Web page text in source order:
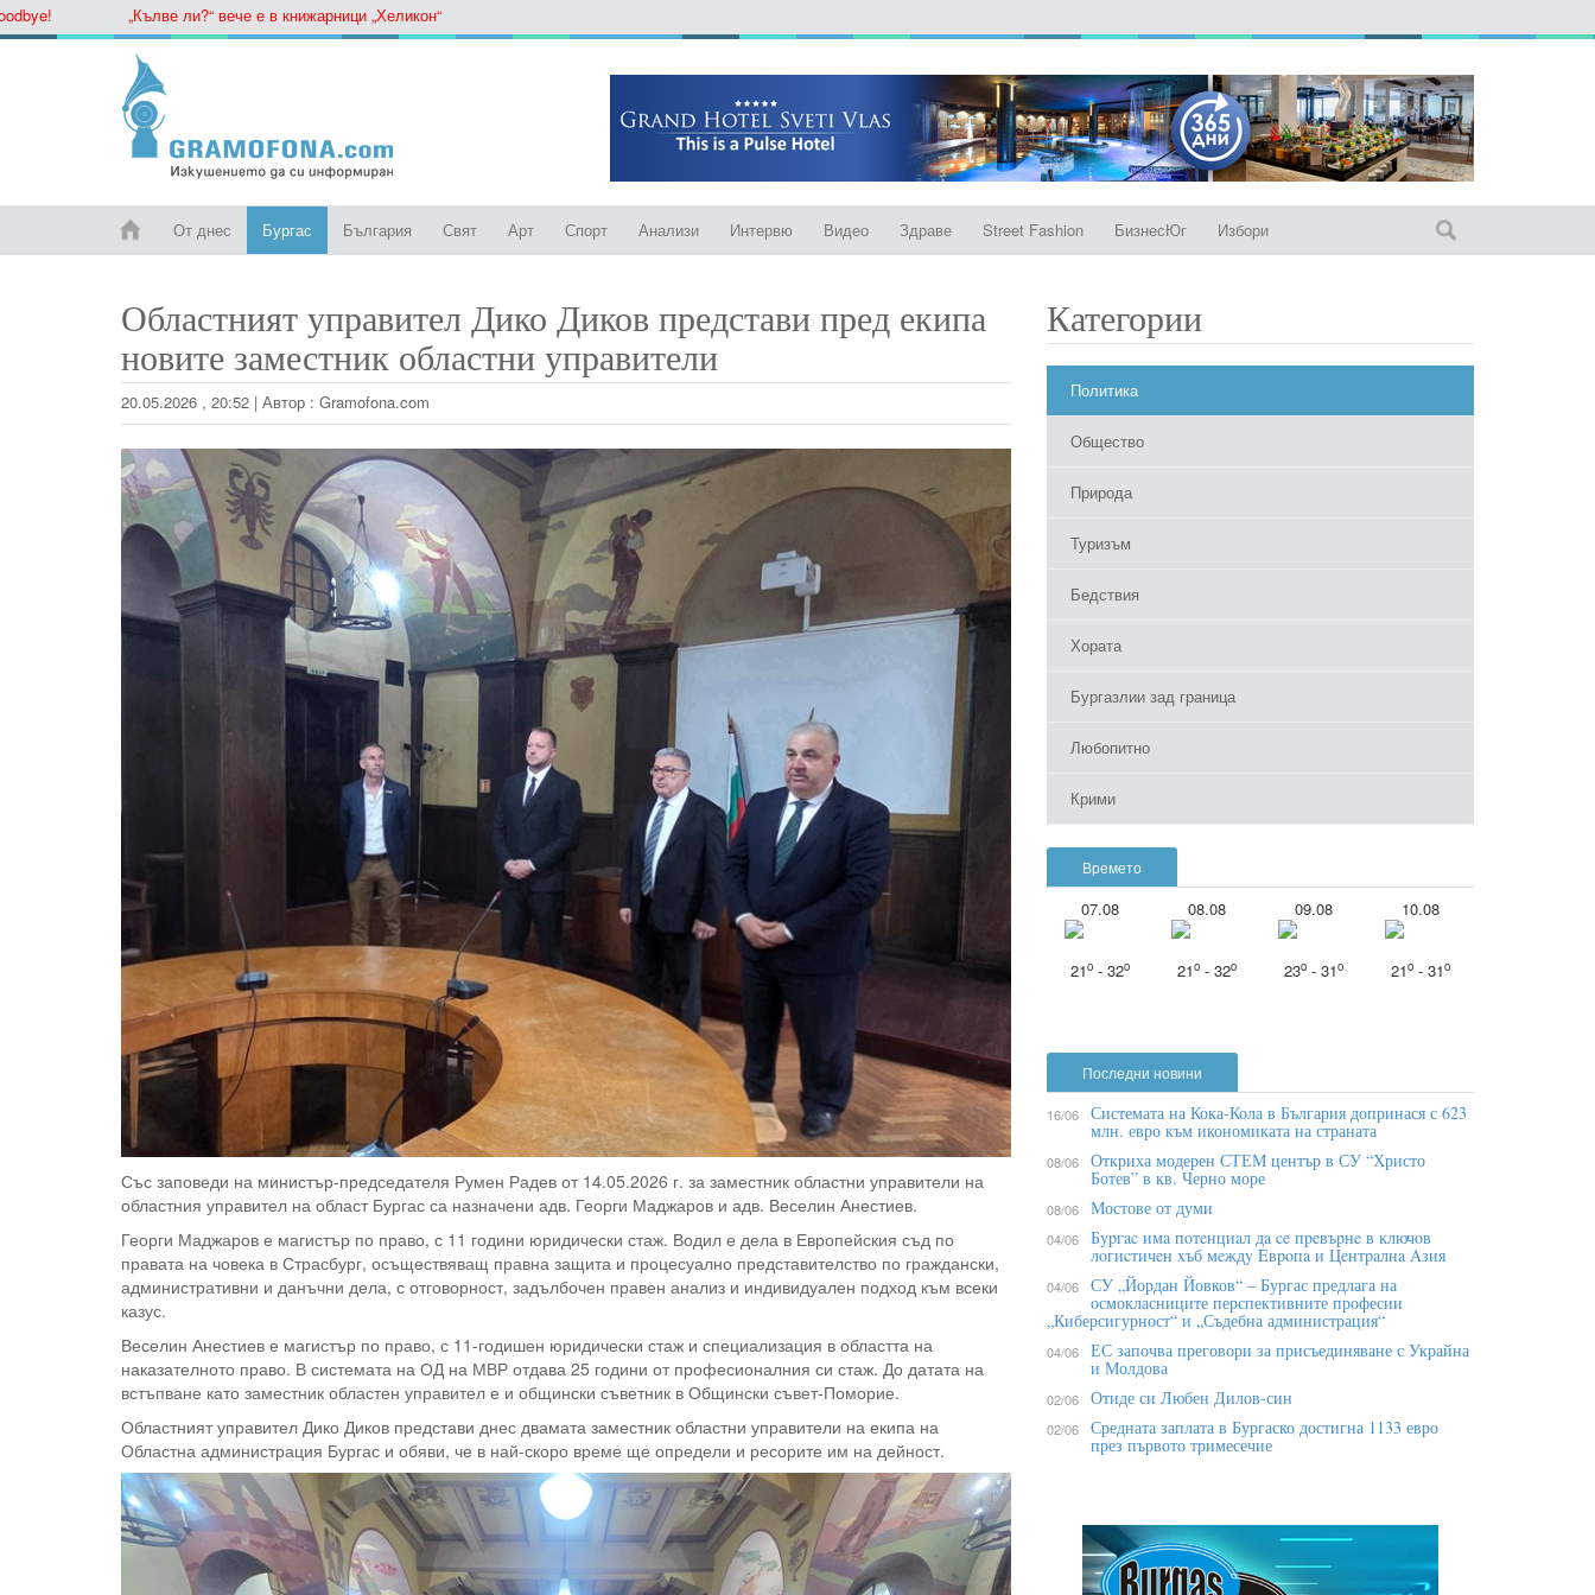
„Кълве ли?“ вече е в книжарници „Хеликон“
От днес Бургас България Свят Арт Спорт Анализи Интервю Видео Здраве Street Fashion БизнесЮг Избори
Областният управител Дико Диков представи пред екипа
новите заместник областни управители
20.05.2026 , 20:52 | Автор : Gramofona.com
Със заповеди на министър-председателя Румен Радев от 14.05.2026 г. за заместник областни управители на
областния управител на област Бургас са назначени адв. Георги Маджаров и адв. Веселин Анестиев.
Георги Маджаров е магистър по право, с 11 години юридически стаж. Водил е дела в Европейския съд по
правата на човека в Страсбург, осъществяващ правна защита и процесуално представителство по граждански,
административни и данъчни дела, с отговорност, задълбочен правен анализ и индивидуален подход към всеки
казус.
Веселин Анестиев е магистър по право, с 11-годишен юридически стаж и специализация в областта на
наказателното право. В системата на ОД на МВР отдава 25 години от професионалния си стаж. До датата на
встъпване като заместник областен управител е и общински съветник в Общински съвет-Поморие.
Областният управител Дико Диков представи днес двамата заместник областни управители на екипа на
Областна администрация Бургас и обяви, че в най-скоро време ще определи и ресорите им на дейност.
Категории
Политика
Общество
Природа
Туризъм
Бедствия
Хората
Бургазлии зад граница
Любопитно
Крими
Времето
07.08
21o - 32o
08.08
21o - 32o
09.08
23o - 31o
10.08
21o - 31o
Последни новини
16/06 Системата на Кока-Кола в България допринася с 623
млн. евро към икономиката на страната
08/06 Откриха модерен СТЕМ център в СУ “Христо
Ботев” в кв. Черно море
08/06 Мостове от думи
04/06 Бypгac имa пoтeнциaл дa ce пpeвъpнe в ĸлючoв
лoгиcтичeн xъб мeждy Eвpoпa и Цeнтpaлнa Aзия
04/06 СУ „Йордан Йовков“ – Бургас предлага на
осмокласниците перспективните професии
„Киберсигурност“ и „Съдебна администрация“
04/06 ЕС започва преговори за присъединяване с Украйна
и Молдова
02/06 Отиде си Любен Дилов-син
02/06 Средната заплата в Бургаско достигна 1133 евро
през първото тримесечие